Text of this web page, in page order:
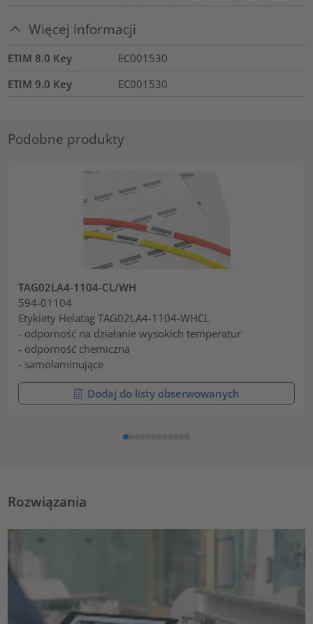
Więcej informacji
ETIM 8.0 Key
EC001530
ETIM 9.0 Key
EC001530
Podobne produkty
TAG02LA4-1104-CL/WH
594-01104
Etykiety Helatag TAG02LA4-1104-WHCL
- odporność na działanie wysokich temperatur
- odporność chemiczna
- samolaminujące
Dodaj do listy obserwowanych
Rozwiązania